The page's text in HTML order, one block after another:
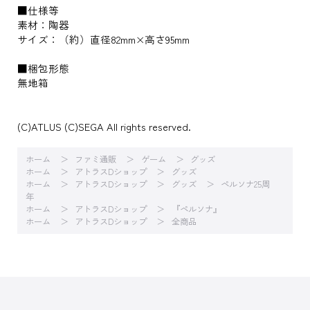
■仕様等
素材：陶器
サイズ：（約）直径82mm×高さ95mm
■梱包形態
無地箱
(C)ATLUS (C)SEGA All rights reserved.
ホーム ファミ通販 ゲーム
グッズ
ホーム
アトラスDショップ
グッズ
ホーム
アトラスDショップ グッズ
ペルソナ25周
年
ホーム
アトラスDショップ
『ペルソナ』
ホーム
アトラスDショップ 全商品